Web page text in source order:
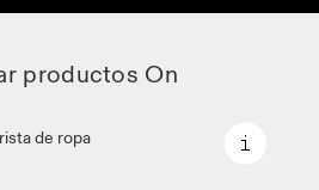
productos On
de ropa